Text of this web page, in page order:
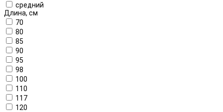
средний
Длина, см
70
80
85
90
95
98
100
110
117
120